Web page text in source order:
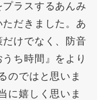
ラスするあんみ
だきました。あ
けでなく、防音
ち時間』をより
のではと思いま
に嬉しく思いま